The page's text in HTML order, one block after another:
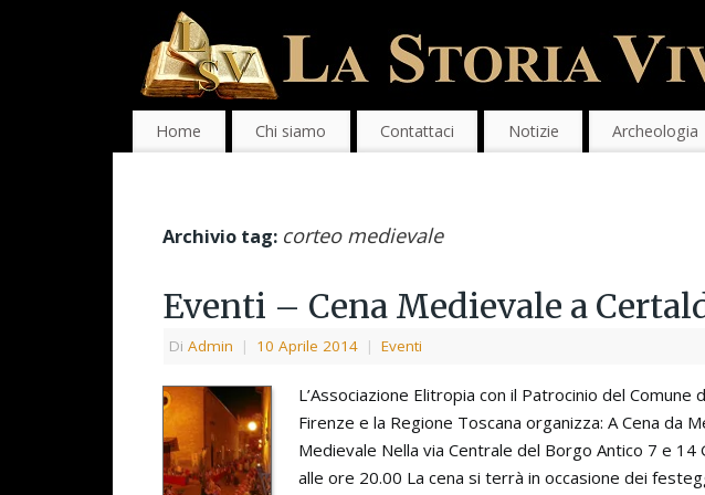
Home Chi siamo Contattaci Notizie Archeologia
Archivio tag: corteo medievale
Eventi – Cena Medievale a
Di Admin | 10 Aprile 2014 | Eventi
L’Associazione Elitropia con il Patrocinio del Comune
Firenze e la Regione Toscana organizza: A Cena da
Medievale Nella via Centrale del Borgo Antico 7 e 14
alle ore 20.00 La cena si terrà in occasione dei